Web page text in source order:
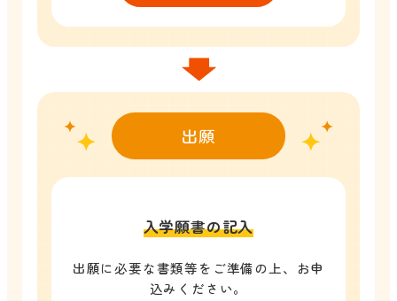
出願
入学願書の記入
出願に必要な書類等をご準備の上、お申
込みください。